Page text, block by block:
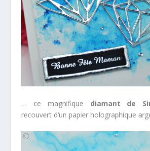
… ce magnifique diamant de
recouvert d’un papier holographique